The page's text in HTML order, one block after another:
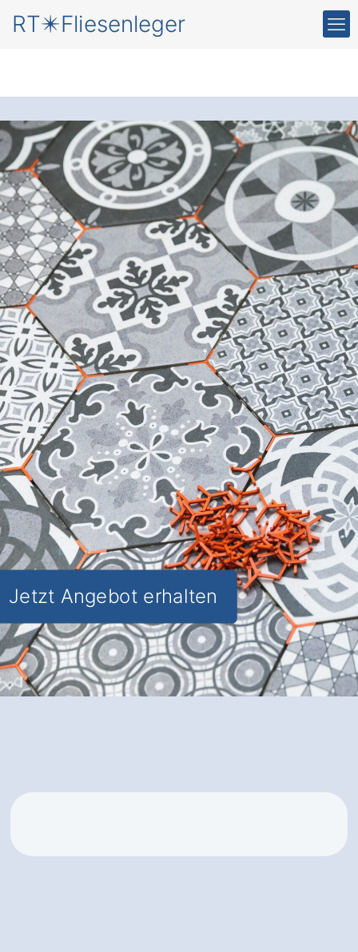
RT✴️Fliesenleger
Neue Fliesenfür Ihr
Zuhause in
Gammelsdorf
Der Fliesenleger: Setzen Sie auf
präzises Handwerk und gewinnen Sie
Ästhetik und Funktionalitätfür Ihre
Räume in Gammelsdorf.
✅ Unverbindlich & Kostenfrei
✅Individuelle Beratungvon Experten
✅ Hochwertige Materialien und
fachgerechte Verlegung
✅ Inkl. umfassendemMaterial- und
Kostencheck
Jetzt Angebot erhalten